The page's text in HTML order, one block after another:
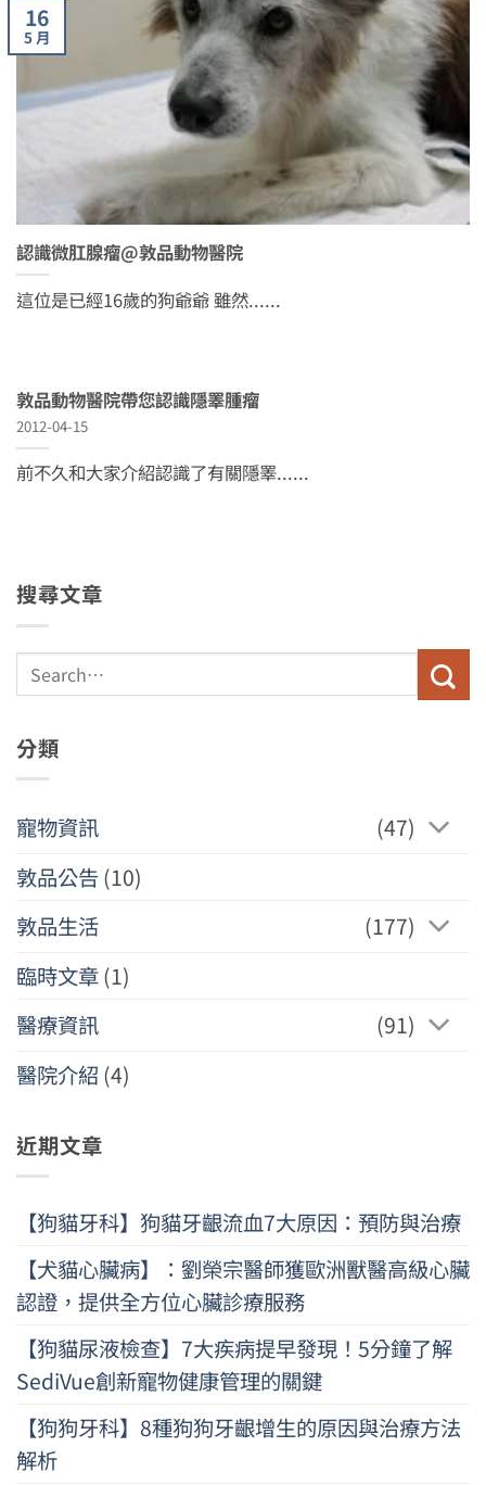
認識微肛腺瘤@敦品動物醫院
這位是已經16歲的狗爺爺 雖然......
16
5 月
敦品動物醫院帶您認識隱睪腫瘤
2012-04-15
前不久和大家介紹認識了有關隱睪......
搜尋文章
分類
寵物資訊
(47)
敦品公告(10)
敦品生活
(177)
臨時文章(1)
醫療資訊
(91)
醫院介紹 (4)
近期文章
【狗貓牙科】狗貓牙齦流血7大原因：預防與治療
【犬貓心臟病】：劉榮宗醫師獲歐洲獸醫高級心臟
認證，提供全方位心臟診療服務
【狗貓尿液檢查】7大疾病提早發現！5分鐘了解
SediVue創新寵物健康管理的關鍵
【狗狗牙科】8種狗狗牙齦增生的原因與治療方法
解析